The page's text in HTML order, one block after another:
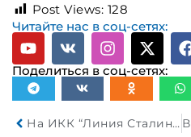
Post Views: 128
Читайте нас в соц-сетях:
Поделиться в соц-сетях:
На ИКК “Линия Сталина” вновь прошла “Берлинская операция”